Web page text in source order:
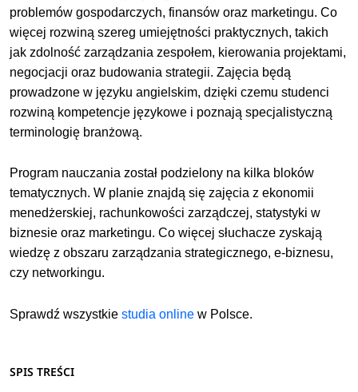
problemów gospodarczych, finansów oraz marketingu. Co
więcej rozwiną szereg umiejętności praktycznych, takich
jak zdolność zarządzania zespołem, kierowania projektami,
negocjacji oraz budowania strategii. Zajęcia będą
prowadzone w języku angielskim, dzięki czemu studenci
rozwiną kompetencje językowe i poznają specjalistyczną
terminologię branżową.
Program nauczania został podzielony na kilka bloków
tematycznych. W planie znajdą się zajęcia z ekonomii
menedżerskiej, rachunkowości zarządczej, statystyki w
biznesie oraz marketingu. Co więcej słuchacze zyskają
wiedzę z obszaru zarządzania strategicznego, e-biznesu,
czy networkingu.
Sprawdź wszystkiestudia online w Polsce.
SPIS TREŚCI